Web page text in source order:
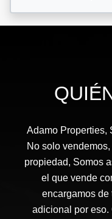
Adamo Properties,
No solo
propiedad, Somos
el que vende
encargamos de
adicional por eso.